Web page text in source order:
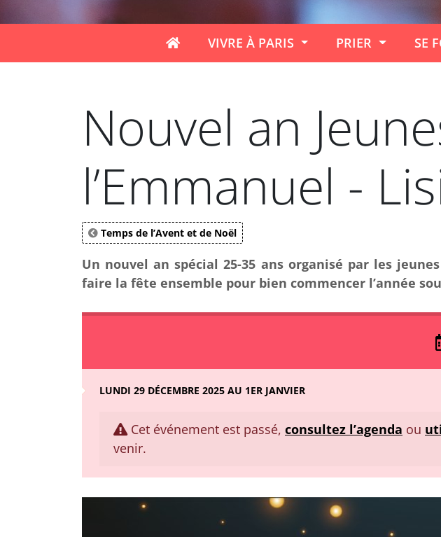
VIVRE À PARIS PRIER SE
Nouvel an
l’Emmanuel -
Temps de l’Avent et de Noël
Un nouvel an spécial 25-35 ans organisé par les
faire la fête ensemble pour bien commencer l’année
LUNDI 29 DÉCEMBRE 2025 AU 1ER JANVIER
Cet événement est passé, consultez l’agenda ou
venir.